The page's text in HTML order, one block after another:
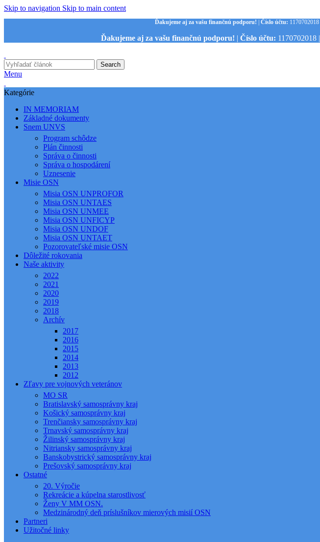
Skip to navigation Skip to main content
Ďakujeme aj za vašu finančnú podporu! Číslo účtu: 1170702018 |
Ďakujeme aj za vašu finančnú podporu! | Číslo účtu: 1170702018 |
Search
Menu
Kategórie
IN MEMORIAM
Základné dokumenty
Snem UNVS
Program schôdze
Plán činnosti
Správa o činnosti
Správa o hospodárení
Uznesenie
Misie OSN
Misia OSN UNPROFOR
Misia OSN UNTAES
Misia OSN UNMEE
Misia OSN UNFICYP
Misia OSN UNDOF
Misia OSN UNTAET
Pozorovateľské misie OSN
Dôležité rokovania
Naše aktivity
2022
2021
2020
2019
2018
Archív
2017
2016
2015
2014
2013
2012
Zľavy pre vojnových veteránov
MO SR
Bratislavský samosprávny kraj
Košický samosprávny kraj
Trenčiansky samosprávny kraj
Trnavský samosprávny kraj
Žilinský samosprávny kraj
Nitriansky samosprávny kraj
Banskobystrický samosprávny kraj
Prešovský samosprávny kraj
Ostatné
20. Výročie
Rekreácie a kúpelna starostlivosť
Ženy V MM OSN.
Medzinárodný deň príslušníkov mierových misií OSN
Partneri
Užitočné linky